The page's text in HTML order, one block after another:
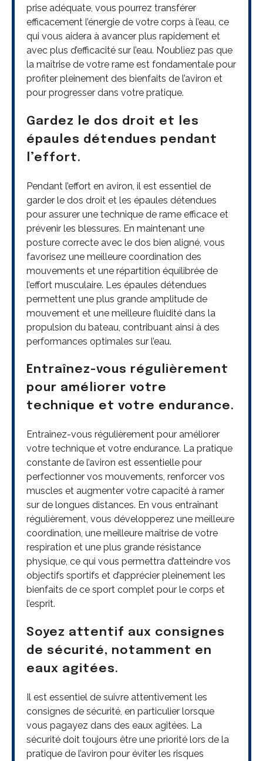
prise adéquate, vous pourrez transférer
efficacement l’énergie de votre corps à l’eau, ce
qui vous aidera à avancer plus rapidement et
avec plus d’efficacité sur l’eau. N’oubliez pas que
la maîtrise de votre rame est fondamentale pour
profiter pleinement des bienfaits de l’aviron et
pour progresser dans votre pratique.
Gardez le dos droit et les
épaules détendues pendant
l’effort.
Pendant l’effort en aviron, il est essentiel de
garder le dos droit et les épaules détendues
pour assurer une technique de rame efficace et
prévenir les blessures. En maintenant une
posture correcte avec le dos bien aligné, vous
favorisez une meilleure coordination des
mouvements et une répartition équilibrée de
l’effort musculaire. Les épaules détendues
permettent une plus grande amplitude de
mouvement et une meilleure fluidité dans la
propulsion du bateau, contribuant ainsi à des
performances optimales sur l’eau.
Entraînez-vous régulièrement
pour améliorer votre
technique et votre endurance.
Entraînez-vous régulièrement pour améliorer
votre technique et votre endurance. La pratique
constante de l’aviron est essentielle pour
perfectionner vos mouvements, renforcer vos
muscles et augmenter votre capacité à ramer
sur de longues distances. En vous entraînant
régulièrement, vous développerez une meilleure
coordination, une meilleure maîtrise de votre
respiration et une plus grande résistance
physique, ce qui vous permettra d’atteindre vos
objectifs sportifs et d’apprécier pleinement les
bienfaits de ce sport complet pour le corps et
l’esprit.
Soyez attentif aux consignes
de sécurité, notamment en
eaux agitées.
Il est essentiel de suivre attentivement les
consignes de sécurité, en particulier lorsque
vous pagayez dans des eaux agitées. La
sécurité doit toujours être une priorité lors de la
pratique de l’aviron pour éviter les risques